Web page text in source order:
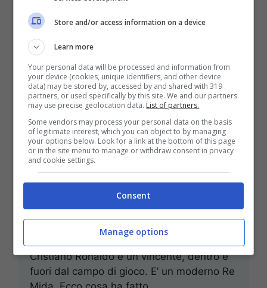
L’ennesima idea di Ronaldo: lo
ha fatto di nuovo
Alfredo Iannaccone
Cristiano Ronaldo è un vincente, dentro e
fuori dal campo di gioco. E’ un moderno Re
Store and/or access information on a device
Learn more
Your personal data will be processed and information from
your device (cookies, unique identifiers, and other device
data) may be stored by, accessed by and shared with 319
partners, or used specifically by this site. We and our partners
may use precise geolocation data. List of partners.
Some vendors may process your personal data on the basis
of legitimate interest, which you can object to by managing
your options below. Look for a link at the bottom of this page
or in the site menu to manage or withdraw consent in privacy
and cookie settings.
Consent
Manage options